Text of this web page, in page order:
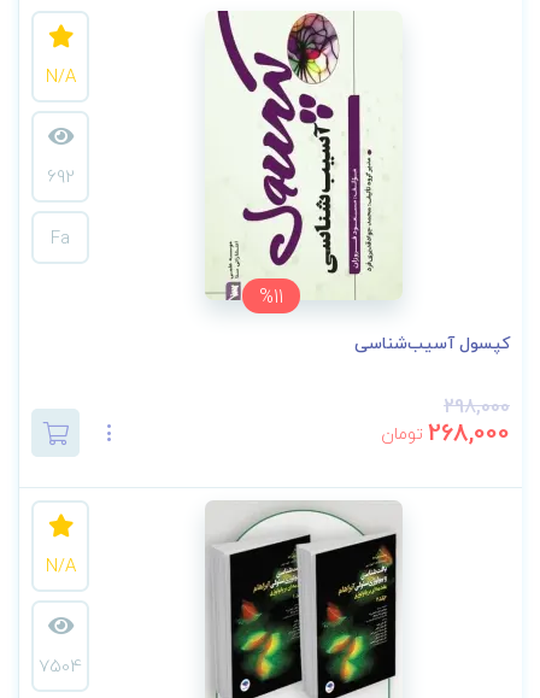
%11
N/A
692
Fa
کپسول آسیب‌شناسی
298,000
268,000 تومان
N/A
7504